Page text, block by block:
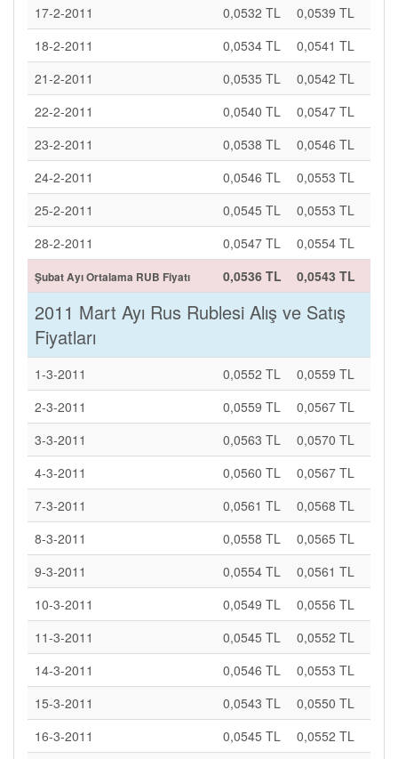
17-2-2011 0,0532 TL
0,0539 TL
18-2-2011
0,0534 TL
0,0541 TL
21-2-2011
0,0535 TL
0,0542 TL
22-2-2011
0,0540 TL
0,0547 TL
23-2-2011
0,0538 TL
0,0546 TL
24-2-2011
0,0546 TL
0,0553 TL
25-2-2011
0,0545 TL
0,0553 TL
28-2-2011
0,0547 TL 0,0554 TL
Şubat Ayı Ortalama RUB Fiyatı 0,0536 TL 0,0543 TL
2011 Mart Ayı Rus Rublesi Alış ve Satış
Fiyatları
1-3-2011 0,0552 TL
0,0559 TL
2-3-2011
0,0559 TL
0,0567 TL
3-3-2011
0,0563 TL
0,0570 TL
4-3-2011
0,0560 TL
0,0567 TL
7-3-2011
0,0561 TL
0,0568 TL
8-3-2011
0,0558 TL
0,0565 TL
9-3-2011
0,0554 TL
0,0561 TL
10-3-2011
0,0549 TL
0,0556 TL
11-3-2011
0,0545 TL
0,0552 TL
14-3-2011
0,0546 TL
0,0553 TL
15-3-2011
0,0543 TL
0,0550 TL
16-3-2011
0,0545 TL
0,0552 TL